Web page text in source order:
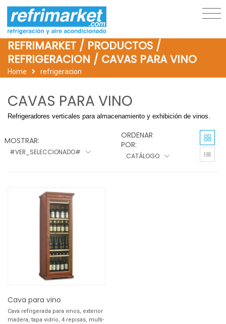
REFRIMARKET / PRODUCTOS /
REFRIGERACION / CAVAS PARA VINO
Home refrigeracion
CAVAS PARA VINO
Refrigeradores verticales para almacenamiento y exhibición de vinos.
MOSTRAR:
#VER_SELECCIONADO#
ORDENAR
POR:
CATÁLOGO
Cava para vino
Cava refrigerada para vinos, exterior
madera, tapa vidrio, 4 repisas, multi-